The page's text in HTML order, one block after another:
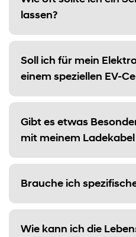
lassen?
Soll ich für mein
einem speziellen EV-
Gibt es etwas
mit meinem
Brauche ich
Wie kann ich die